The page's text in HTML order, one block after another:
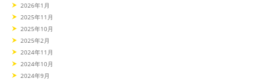
2026年1月
2025年11月
2025年10月
2025年2月
2024年11月
2024年10月
2024年9月